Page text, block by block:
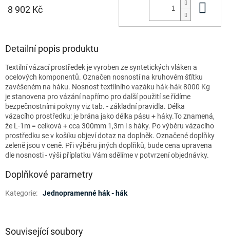
8 902 Kč
Detailní popis produktu
Textilní vázací prostředek je vyroben ze syntetických vláken a
ocelových komponentů. Označen nosností na kruhovém šťítku
zavěšeném na háku. Nosnost textilního vazáku hák-hák 8000 Kg
je stanovena pro vázání napřímo pro další použití se řídíme
bezpečnostními pokyny viz tab. - základní pravidla. Délka
vázacího prostředku: je brána jako délka pásu + háky.To znamená,
že L-1m = celková + cca 300mm 1,3m i s háky. Po výběru vázacího
prostředku se v košíku objeví dotaz na doplněk. Označené doplňky
zeleně jsou v ceně. Při výběru jiných doplňků, bude cena upravena
dle nosnosti - výši příplatku Vám sdělíme v potvrzení objednávky.
Doplňkové parametry
Kategorie: Jednopramenné hák - hák
Související soubory